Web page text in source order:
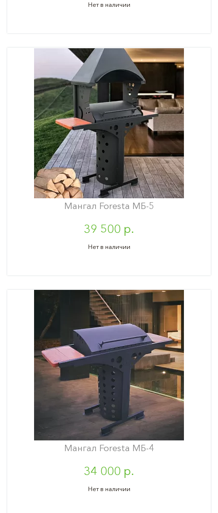
Нет в наличии
Мангал Foresta МБ-5
39 500 р.
Нет в наличии
Мангал Foresta МБ-4
34 000 р.
Нет в наличии